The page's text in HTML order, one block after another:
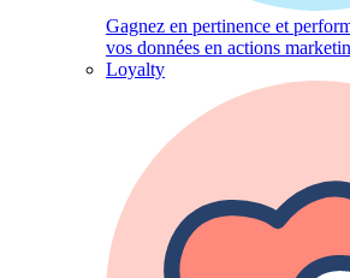
Gagnez en pertinence et
vos données en actions
Loyalty